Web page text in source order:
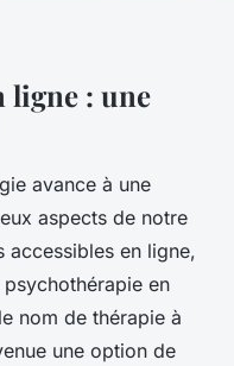
en ligne :
?
de lecture
ligne : une
avance à une
aspects de notre
accessibles en ligne,
en
nom de thérapie à
une option de